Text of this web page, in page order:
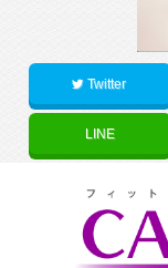
Twitter
LINE